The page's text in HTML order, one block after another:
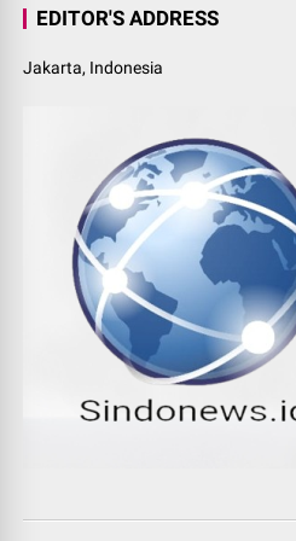
EDITOR'S ADDRESS
Jakarta, Indonesia